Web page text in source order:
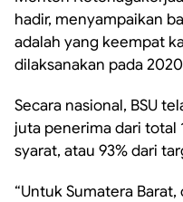
hadir, menyampaikan
adalah yang keempat
dilaksanakan pada
Secara nasional, BSU
juta penerima dari total
syarat, atau 93% dari
“Untuk Sumatera